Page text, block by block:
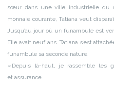
sœur dans une ville industrielle du
monnaie courante, Tatiana veut
Jusqu’au jour où un funambule est
Elle avait neuf ans. Tatiana s’est
funambule sa seconde nature.
« Depuis là-haut, je rassemble les
et assurance.